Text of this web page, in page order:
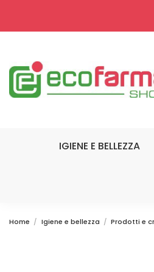
IGIENE E BELLEZZA
Home Igiene e bellezza Prodotti e